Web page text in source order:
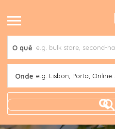
O quê
Onde e.g. Lisbon, Porto, Online..